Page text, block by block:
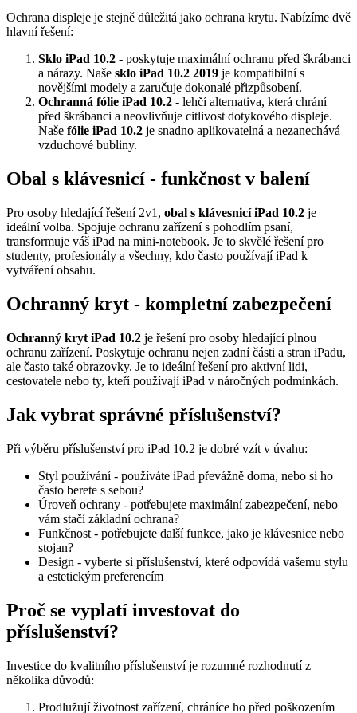
Ochrana displeje je stejně důležitá jako ochrana krytu. Nabízíme dvě
hlavní řešení:
Sklo iPad 10.2 - poskytuje maximální ochranu před škrábanci
a nárazy. Naše sklo iPad 10.2 2019 je kompatibilní s
novějšími modely a zaručuje dokonalé přizpůsobení.
Ochranná fólie iPad 10.2 - lehčí alternativa, která chrání
před škrábanci a neovlivňuje citlivost dotykového displeje.
Naše fólie iPad 10.2 je snadno aplikovatelná a nezanechává
vzduchové bubliny.
Obal s klávesnicí - funkčnost v balení
Pro osoby hledající řešení 2v1 , obal s klávesnicí iPad 10.2 je
ideální volba. Spojuje ochranu zařízení s pohodlím psaní,
transformuje váš iPad na mini-notebook. Je to skvělé řešení pro
studenty, profesionály a všechny, kdo často používají iPad k
vytváření obsahu.
Ochranný kryt - kompletní zabezpečení
Ochranný kryt iPad 10.2 je řešení pro osoby hledající plnou
ochranu zařízení. Poskytuje ochranu nejen zadní části a stran iPadu,
ale často také obrazovky. Je to ideální řešení pro aktivní lidi,
cestovatele nebo ty, kteří používají iPad v náročných podmínkách.
Jak vybrat správné příslušenství?
Při výběru příslušenství pro iPad 10.2 je dobré vzít v úvahu:
Styl používání - používáte iPad převážně doma, nebo si ho
často berete s sebou?
Úroveň ochrany - potřebujete maximální zabezpečení, nebo
vám stačí základní ochrana?
Funkčnost - potřebujete další funkce, jako je klávesnice nebo
stojan?
Design - vyberte si příslušenství, které odpovídá vašemu stylu
a estetickým preferencím
Proč se vyplatí investovat do
příslušenství?
Investice do kvalitního příslušenství je rozumné rozhodnutí z
několika důvodů:
Prodlužují životnost zařízení, chráníce ho před poškozením